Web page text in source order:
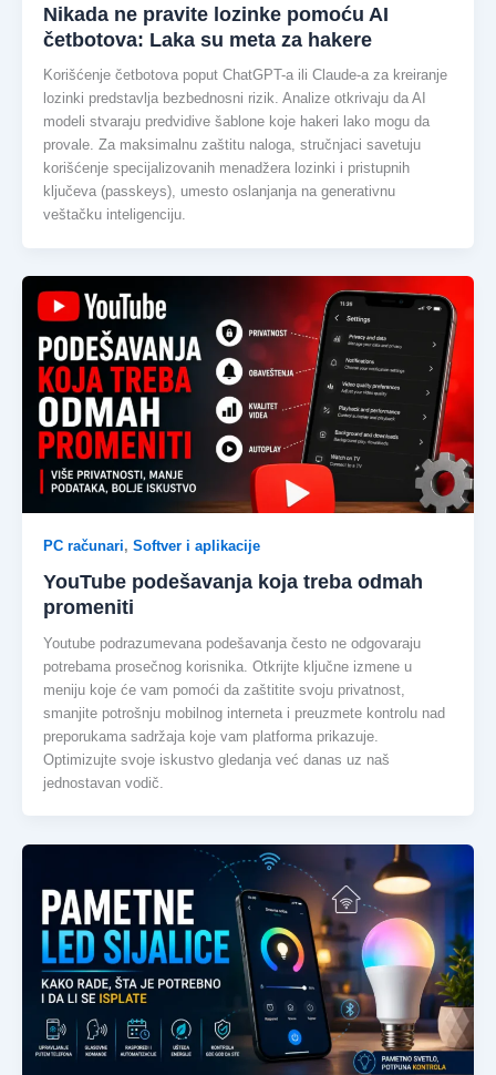
Nikada ne pravite lozinke pomoću AI
četbotova: Laka su meta za hakere
Korišćenje četbotova poput ChatGPT-a ili Claude-a za kreiranje
lozinki predstavlja bezbednosni rizik. Analize otkrivaju da AI
modeli stvaraju predvidive šablone koje hakeri lako mogu da
provale. Za maksimalnu zaštitu naloga, stručnjaci savetuju
korišćenje specijalizovanih menadžera lozinki i pristupnih
ključeva (passkeys), umesto oslanjanja na generativnu
veštačku inteligenciju.
PC računari, Softver i aplikacije
YouTube podešavanja koja treba odmah
promeniti
Youtube podrazumevana podešavanja često ne odgovaraju
potrebama prosečnog korisnika. Otkrijte ključne izmene u
meniju koje će vam pomoći da zaštitite svoju privatnost,
smanjite potrošnju mobilnog interneta i preuzmete kontrolu nad
preporukama sadržaja koje vam platforma prikazuje.
Optimizujte svoje iskustvo gledanja već danas uz naš
jednostavan vodič.